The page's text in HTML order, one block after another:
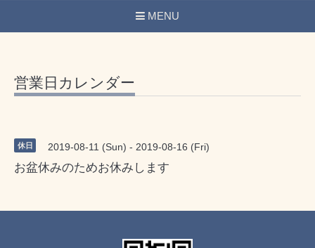
MENU
営業日カレンダー
休日 2019-08-11 (Sun) - 2019-08-16 (Fri)
お盆休みのためお休みします